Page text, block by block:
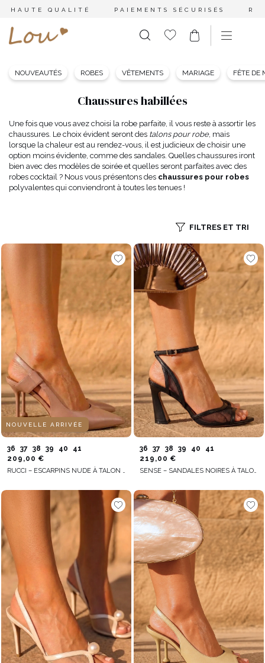
HAUTE QUALITÉ PAIEMENTS SÉCURISÉS
NOUVEAUTÉS ROBES VÊTEMENTS MARIAGE FÊTE DE
Chaussures habillées
Une fois que vous avez choisi la robe parfaite, il vous reste à assortir les
chaussures. Le choix évident seront des talons pour robe, mais
lorsque la chaleur est au rendez-vous, il est judicieux de choisir une
option moins évidente, comme des sandales. Quelles chaussures iront
bien avec des modèles de soirée et quelles seront parfaites avec des
robes cocktail ? Nous vous présentons des chaussures pour robes
polyvalentes qui conviendront à toutes les tenues !
FILTRES ET TRI
NOUVELLE ARRIVÉE
36 37 38 39 40
41
209,00 €
RUCCI – ESCARPINS NUDE À TALON AIGUILLE FIN
36 37 38 39 40
41
219,00 €
SENSE – SANDALES NOIRES À TALON AVEC RÉSILLE DÉCORATIVE